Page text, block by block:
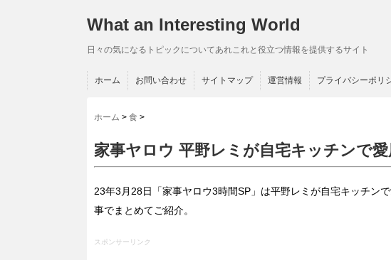
What an Interesting World
日々の気になるトピックについてあれこれと役立つ情報を提供するサイト
ホーム お問い合わせ サイトマップ 運営情報 プライバシーポリ
ホーム > 食 >
家事ヤロウ 平野レミが自宅キッチンで
23年3月28日「家事ヤロウ3時間SP」は平野レミが自宅キッチン
事でまとめてご紹介。
スポンサーリンク